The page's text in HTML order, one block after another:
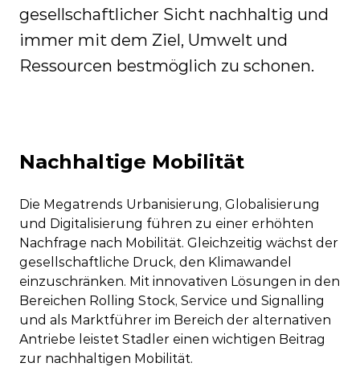
gesellschaftlicher Sicht nachhaltig und
immer mit dem Ziel, Umwelt und
Ressourcen bestmöglich zu schonen.
Nachhaltige Mobilität
Die Megatrends Urbanisierung, Globalisierung
und Digitalisierung führen zu einer erhöhten
Nachfrage nach Mobilität. Gleichzeitig wächst der
gesellschaftliche Druck, den Klimawandel
einzuschränken. Mit innovativen Lösungen in den
Bereichen Rolling Stock, Service und Signalling
und als Marktführer im Bereich der alternativen
Antriebe leistet Stadler einen wichtigen Beitrag
zur nachhaltigen Mobilität.